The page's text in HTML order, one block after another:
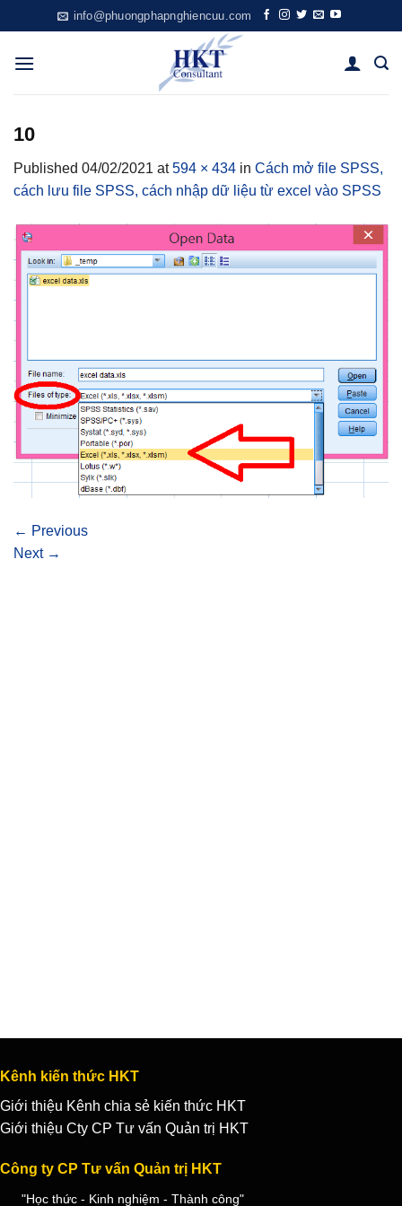
to
content
info@phuongphapnghiencuu.com
10
Published 04/02/2021 at594 × 434 in Cách mở file SPSS,
cách lưu file SPSS, cách nhập dữ liệu từ excel vào SPSS
← Previous
Next →
Kênh kiến thức HKT
Giới thiệu Kênh chia sẻ kiến thức HKT
Giới thiệu Cty CP Tư vấn Quản trị HKT
Công ty CP Tư vấn Quản trị HKT
"Học thức - Kinh nghiệm - Thành công"